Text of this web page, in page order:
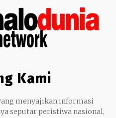
Kami
menyajikan informasi
seputar peristiwa nasional,